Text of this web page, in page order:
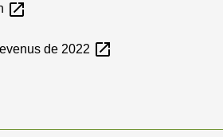
open_in_new
de 2022 open_in_new